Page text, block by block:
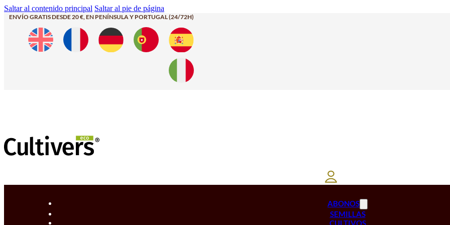
Saltar al contenido principal Saltar al pie de página
ENVÍO GRATIS DESDE 20 €, EN PENÍNSULA Y PORTUGAL (24/72H)
ABONOS
SEMILLAS
CULTIVOS